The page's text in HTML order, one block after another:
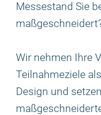
Messestand Sie
Wir nehmen Ihre
Teilnahmeziele
Design und